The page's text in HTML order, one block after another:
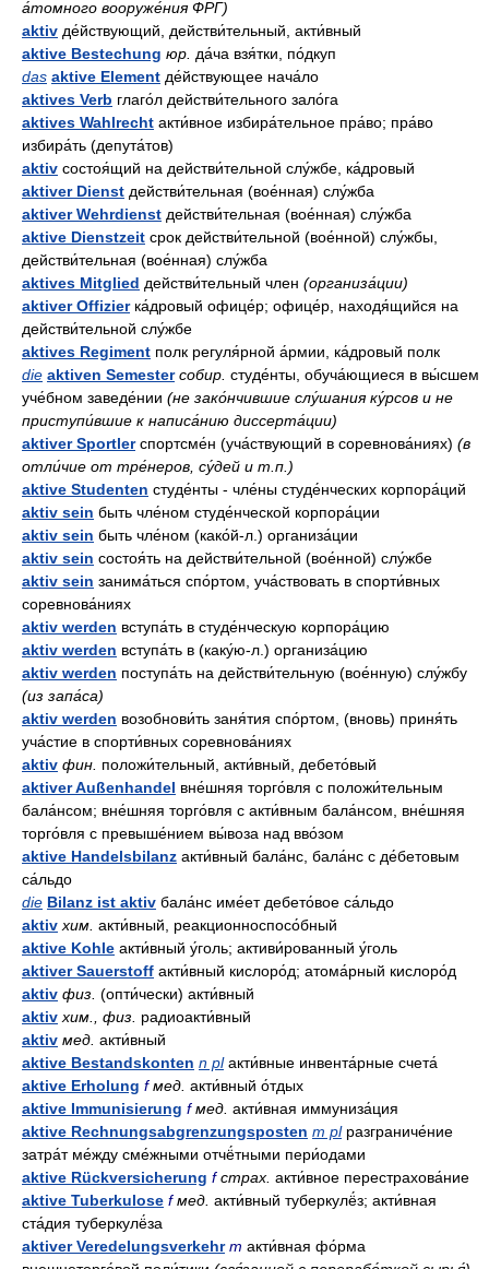
а́томного вооруже́ния ФРГ)
aktiv де́йствующий, действи́тельный, акти́вный
aktive Bestechung юр. да́ча взя́тки, по́дкуп
das aktive Element де́йствующее нача́ло
aktives Verb глаго́л действи́тельного зало́га
aktives Wahlrecht акти́вное избира́тельное пра́во; пра́во
избира́ть (депута́тов)
aktiv состоя́щий на действи́тельной слу́жбе, ка́дровый
aktiver Dienst действи́тельная (вое́нная) слу́жба
aktiver Wehrdienst действи́тельная (вое́нная) слу́жба
aktive Dienstzeit срок действи́тельной (вое́нной) слу́жбы,
действи́тельная (вое́нная) слу́жба
aktives Mitglied действи́тельный член (организа́ции)
aktiver Offizierка́дровый офице́р; офице́р, находя́щийся на
действи́тельной слу́жбе
aktives Regiment полк регуля́рной а́рмии, ка́дровый полк
die aktiven Semester собир. студе́нты, обуча́ющиеся в вы́сшем
уче́бном заведе́нии (не зако́нчившие слу́шания ку́рсов и не
приступи́вшие к написа́нию диссерта́ции)
aktiver Sportlerспортсме́н (уча́ствующий в соревнова́ниях) (в
отли́чие от тре́неров, су́дей и т.п.)
aktive Studenten студе́нты - чле́ны студе́нческих корпора́ций
aktiv sein быть чле́ном студе́нческой корпора́ции
aktiv sein быть чле́ном (како́й-л.) организа́ции
aktiv sein состоя́ть на действи́тельной (вое́нной) слу́жбе
aktiv sein занима́ться спо́ртом, уча́ствовать в спорти́вных
соревнова́ниях
aktiv werden вступа́ть в студе́нческую корпора́цию
aktiv werden вступа́ть в (каку́ю-л.) организа́цию
aktiv werden поступа́ть на действи́тельную (вое́нную) слу́жбу
(из запа́са)
aktiv werden возобнови́ть заня́тия спо́ртом, (вновь) приня́ть
уча́стие в спорти́вных соревнова́ниях
aktiv фин. положи́тельный, акти́вный, дебето́вый
aktiver Außenhandel вне́шняя торго́вля с положи́тельным
бала́нсом; вне́шняя торго́вля с акти́вным бала́нсом, вне́шняя
торго́вля с превыше́нием вы́воза над вво́зом
aktive Handelsbilanz акти́вный бала́нс, бала́нс с де́бетовым
са́льдо
die Bilanz ist aktiv бала́нс име́ет дебето́вое са́льдо
aktiv хим. акти́вный, реакционноспосо́бный
aktive Kohle акти́вный у́голь; активи́рованный у́голь
aktiver Sauerstoff акти́вный кислоро́д; атома́рный кислоро́д
aktiv физ. (опти́чески) акти́вный
aktiv хим., физ.
радиоакти́вный
aktiv мед. акти́вный
aktive Bestandskonten n plакти́вные инвента́рные счета́
aktive Erholung f мед. акти́вный о́тдых
aktive Immunisierung f мед. акти́вная иммуниза́ция
aktive Rechnungsabgrenzungsposten m plразграниче́ние
затра́т ме́жду сме́жными отчё́тными пери́одами
aktive Rückversicherung f страх. акти́вное перестрахова́ние
aktive Tuberkulose f мед. акти́вный туберкулё́з; акти́вная
ста́дия туберкулё́за
aktiver Veredelungsverkehr m акти́вная фо́рма